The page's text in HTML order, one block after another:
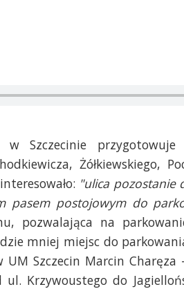
Szczecinie
Żółkiewskiego,
"ulica pozostanie
pasem postojowym do
pozwalająca na
mniej miejsc do
Szczecin Marcin Charęza
Krzywoustego do